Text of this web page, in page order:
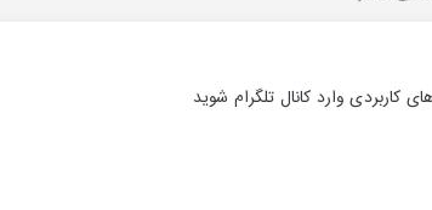
کاربردی وارد کانال تلگرام شوید